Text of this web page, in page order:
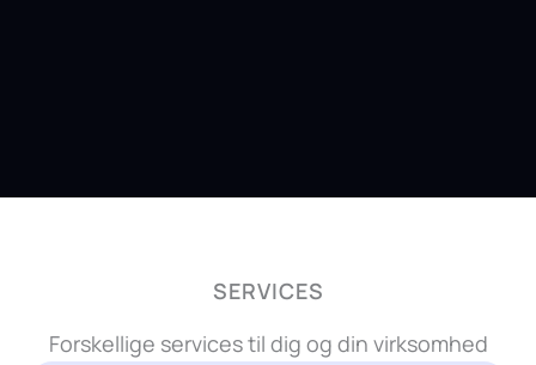
SERVICES
Forskellige services til dig og din virksomhed